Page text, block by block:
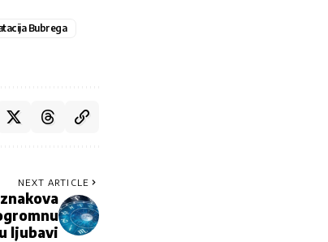
Bubrega
NEXT ARTICLE
ljubavi